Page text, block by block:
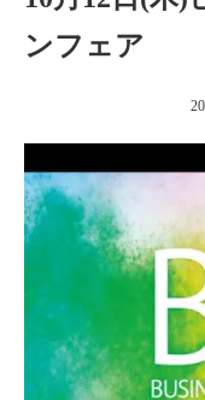
ンフェア